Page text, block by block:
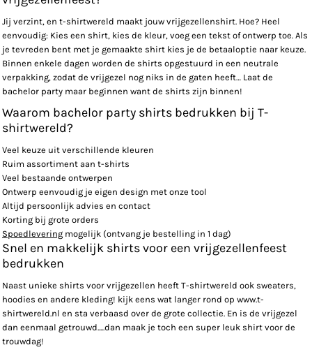
Jij verzint, en t-shirtwereld maakt jouw vrijgezellenshirt. Hoe? Heel
eenvoudig: Kies een shirt, kies de kleur, voeg een tekst of ontwerp toe. Als
je tevreden bent met je gemaakte shirt kies je de betaaloptie naar keuze.
Binnen enkele dagen worden de shirts opgestuurd in een neutrale
verpakking, zodat de vrijgezel nog niks in de gaten heeft… Laat de
bachelor party maar beginnen want de shirts zijn binnen!
Waarom bachelor party shirts bedrukken bij T-
shirtwereld?
Veel keuze uit verschillende kleuren
Ruim assortiment aan t-shirts
Veel bestaande ontwerpen
Ontwerp eenvoudig je eigen design met onze tool
Altijd persoonlijk advies en contact
Korting bij grote orders
Spoedlevering mogelijk (ontvang je bestelling in 1 dag)
Snel en makkelijk shirts voor een vrijgezellenfeest
bedrukken
Naast unieke shirts voor vrijgezellen heeft T-shirtwereld ook sweaters,
hoodies en andere kleding! kijk eens wat langer rond op www.t-
shirtwereld.nl en sta verbaasd over de grote collectie. En is de vrijgezel
dan eenmaal getrouwd.....dan maak je toch een super leuk shirt voor de
trouwdag!